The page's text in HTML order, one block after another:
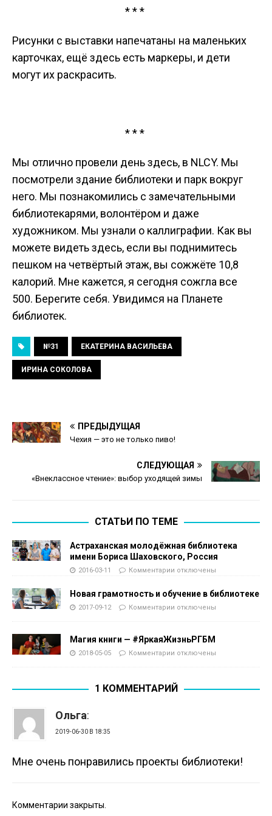
* * *
Рисунки с выставки напечатаны на маленьких
карточках, ещё здесь есть маркеры, и дети
могут их раскрасить.
* * *
Мы отлично провели день здесь, в NLCY. Мы
посмотрели здание библиотеки и парк вокруг
него. Мы познакомились с замечательными
библиотекарями, волонтёром и даже
художником. Мы узнали о каллиграфии. Как вы
можете видеть здесь, если вы поднимитесь
пешком на четвёртый этаж, вы сожжёте 10,8
калорий. Мне кажется, я сегодня сожгла все
500. Берегите себя. Увидимся на Планете
библиотек.
№31 ЕКАТЕРИНА ВАСИЛЬЕВА
ИРИНА СОКОЛОВА
ПРЕДЫДУЩАЯ
Чехия — это не только пиво!
СЛЕДУЮЩАЯ
«Внеклассное чтение»: выбор уходящей зимы
СТАТЬИ ПО ТЕМЕ
Астраханская молодёжная библиотека
имени Бориса Шаховского, Россия
2016-03-11 Комментарии отключены
Новая грамотность и обучение в библиотеке
2017-09-12 Комментарии отключены
Магия книги — #ЯркаяЖизньРГБМ
2018-05-05 Комментарии отключены
1 КОММЕНТАРИЙ
Ольга:
2019-06-30 В 18:35
Мне очень понравились проекты библиотеки!
Комментарии закрыты.